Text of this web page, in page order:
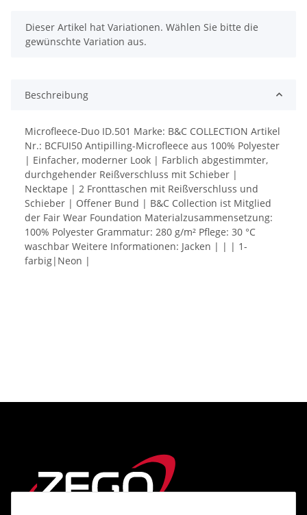
x
Dieser Artikel hat Variationen. Wählen Sie bitte die
gewünschte Variation aus.
Beschreibung
Microfleece-Duo ID.501 Marke: B&C COLLECTION Artikel
Nr.: BCFUI50 Antipilling-Microfleece aus 100% Polyester
| Einfacher, moderner Look | Farblich abgestimmter,
durchgehender Reißverschluss mit Schieber |
Necktape | 2 Fronttaschen mit Reißverschluss und
Schieber | Offener Bund | B&C Collection ist Mitglied
der Fair Wear Foundation Materialzusammensetzung:
100% Polyester Grammatur: 280 g/m² Pflege: 30 °C
waschbar Weitere Informationen: Jacken | | | 1-
farbig|Neon |